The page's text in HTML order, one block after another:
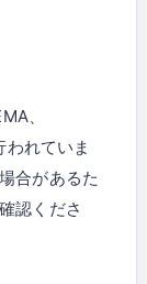
、
れていま
合があるた
認くださ